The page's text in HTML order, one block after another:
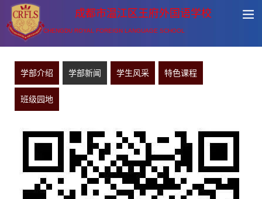
成都市温江区王府外国语学校
CHENGDU ROYAL FOREIGN LANGUAGE SCHOOL
学部介绍 学部新闻 学生风采 特色课程
班级园地